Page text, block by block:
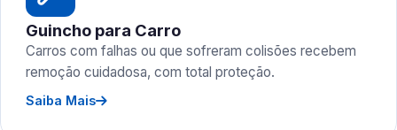
Guincho para Carro
Carros com falhas ou que sofreram colisões recebem
remoção cuidadosa, com total proteção.
Saiba Mais